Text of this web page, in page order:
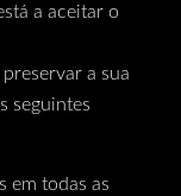
a aceitar o
a sua
seguintes
em todas as